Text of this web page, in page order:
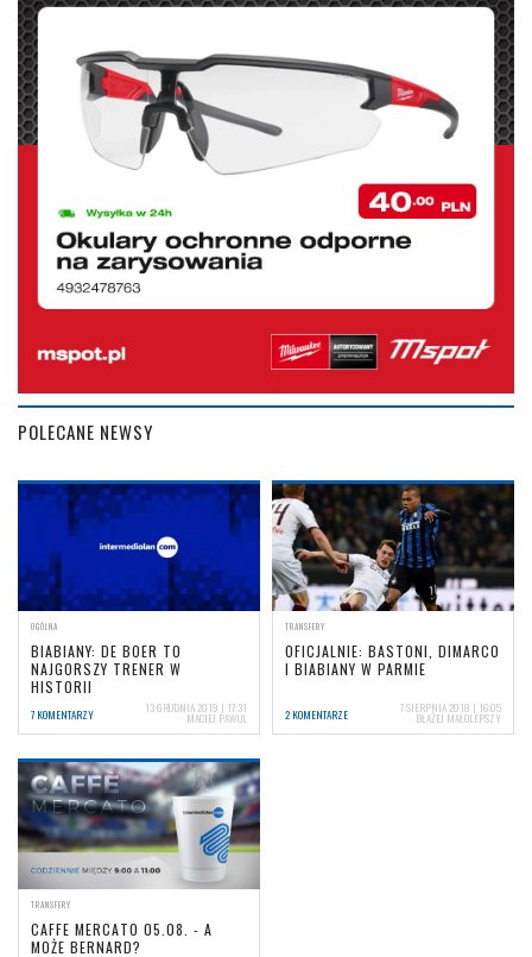
POLECANE NEWSY
OGÓLNA
BIABIANY: DE BOER TO
NAJGORSZY TRENER W
HISTORII
7 KOMENTARZY 13 GRUDNIA 2019 | 17:31
MACIEJ PAWUL
TRANSFERY
OFICJALNIE: BASTONI, DIMARCO
I BIABIANY W PARMIE
2 KOMENTARZE 7 SIERPNIA 2018 | 16:05
BŁAŻEJ MAŁOLEPSZY
TRANSFERY
CAFFE MERCATO 05.08. - A
MOŻE BERNARD?